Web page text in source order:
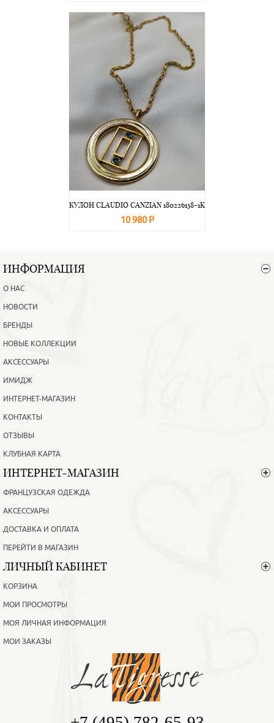
КУЛОН CLAUDIO CANZIAN 180226158-1K
10 980 Р
ИНФОРМАЦИЯ
О НАС
НОВОСТИ
БРЕНДЫ
НОВЫЕ КОЛЛЕКЦИИ
АКСЕССУАРЫ
ИМИДЖ
ИНТЕРНЕТ-МАГАЗИН
КОНТАКТЫ
ОТЗЫВЫ
КЛУБНАЯ КАРТА
ИНТЕРНЕТ-МАГАЗИН
ФРАНЦУЗСКАЯ ОДЕЖДА
АКСЕССУАРЫ
ДОСТАВКА И ОПЛАТА
ПЕРЕЙТИ В МАГАЗИН
ЛИЧНЫЙ КАБИНЕТ
КОРЗИНА
МОИ ПРОСМОТРЫ
МОЯ ЛИЧНАЯ ИНФОРМАЦИЯ
МОИ ЗАКАЗЫ